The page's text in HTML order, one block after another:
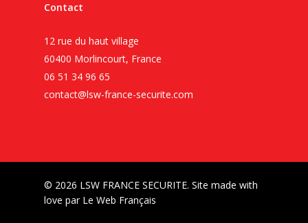
Contact
12 rue du haut village
60400 Morlincourt, France
06 51 34 96 65
contact@lsw-france-securite.com
© 2026 LSW FRANCE SECURITE. Site made with
love par Le Web Français